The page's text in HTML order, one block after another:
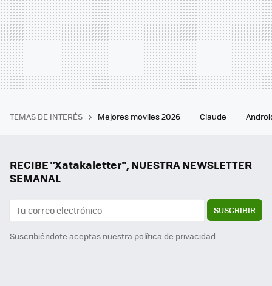
TEMAS DE INTERÉS Mejores moviles 2026 Claude
RECIBE "Xatakaletter", NUESTRA NEWSLETTER
SEMANAL
SUSCRIBIR
Suscribiéndote aceptas nuestra política de privacidad